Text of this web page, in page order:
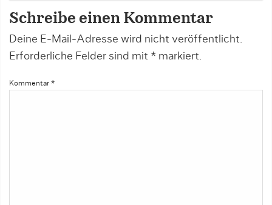
Schreibe einen Kommentar
Deine E-Mail-Adresse wird nicht veröffentlicht.
Erforderliche Felder sind mit * markiert.
Kommentar *